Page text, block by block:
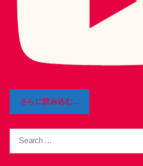
さらに読み込む...